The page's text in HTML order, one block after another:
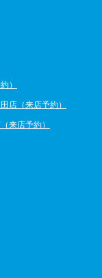
）
店（来店予約）
来店予約）